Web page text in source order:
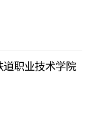
道职业技术学院